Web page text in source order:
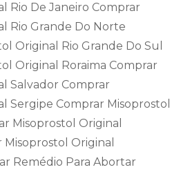
Rio De Janeiro Comprar
Rio Grande Do Norte
Original Rio Grande Do Sul
Original Roraima Comprar
Salvador Comprar
Sergipe Comprar Misoprostol
Misoprostol Original
Original
Remédio Para Abortar